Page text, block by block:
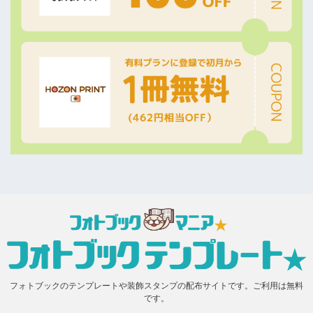
フォトブックのテンプレートや装飾スタンプの配布サイトです。ご利用は無料
です。